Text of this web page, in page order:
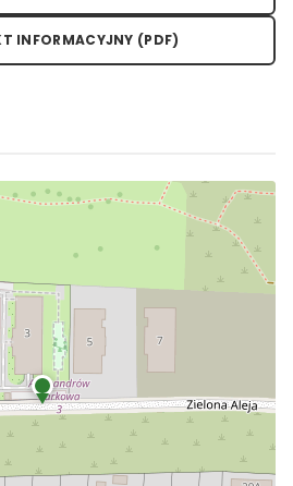
INFORMACYJNY (PDF)